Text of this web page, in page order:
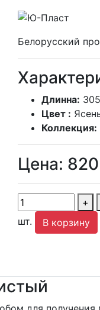
Белорусский
Длинна:
Цвет :
Коллекция:
Цена: 820
+
шт.
В корзину